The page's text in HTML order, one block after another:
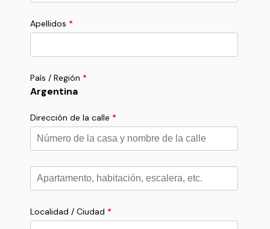
Apellidos *
País / Región *
Argentina
Dirección de la calle *
Apartamento,
habitación,
escalera,
Localidad / Ciudad *